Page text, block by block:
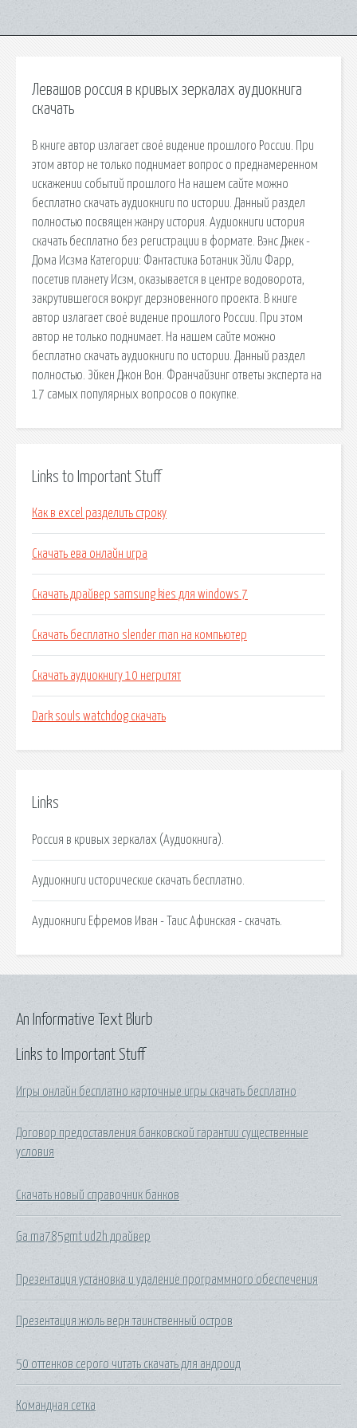
Левашов россия в кривых зеркалах аудиокнига
скачать
В книге автор излагает своё видение прошлого России. При
этом автор не только поднимает вопрос о преднамеренном
искажении событий прошлого На нашем сайте можно
бесплатно скачать аудиокниги по истории. Данный раздел
полностью посвящен жанру история. Аудиокниги история
скачать бесплатно без регистрации в формате. Вэнс Джек -
Дома Исзма Категории: Фантастика Ботаник Эйли Фарр,
посетив планету Исзм, оказывается в центре водоворота,
закрутившегося вокруг дерзновенного проекта. В книге
автор излагает своё видение прошлого России. При этом
автор не только поднимает. На нашем сайте можно
бесплатно скачать аудиокниги по истории. Данный раздел
полностью. Эйкен Джон Вон. Франчайзинг ответы эксперта на
17 самых популярных вопросов о покупке.
Links to Important Stuff
Как в excel разделить строку
Скачать ева онлайн игра
Скачать драйвер samsung kies для windows 7
Скачать бесплатно slender man на компьютер
Скачать аудиокнигу 10 негритят
Dark souls watchdog скачать
Links
Россия в кривых зеркалах (Аудиокнига).
Аудиокниги исторические скачать бесплатно.
Аудиокниги Ефремов Иван - Таис Афинская - скачать.
Links to Important Stuff
Игры онлайн бесплатно карточные игры скачать бесплатно
Договор предоставления банковской гарантии существенные
условия
Скачать новый справочник банков
Ga ma785gmt ud2h драйвер
Презентация установка и удаление программного обеспечения
Презентация жюль верн таинственный остров
50 оттенков серого читать скачать для андроид
Командная сетка
An Informative Text Blurb